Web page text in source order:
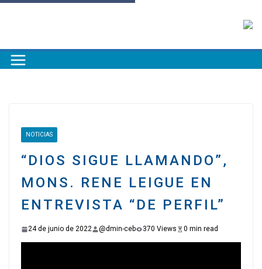
NOTICIAS
“DIOS SIGUE LLAMANDO”,
MONS. RENE LEIGUE EN
ENTREVISTA “DE PERFIL”
24 de junio de 2022 @dmin-ceb 370 Views 0 min read